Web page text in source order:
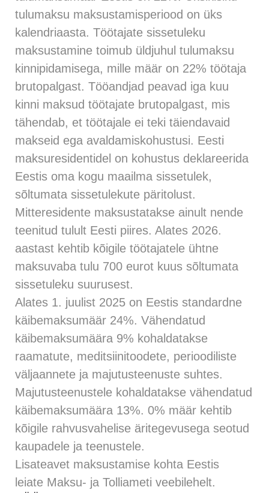
tulumaksu maksustamisperiood on üks
kalendriaasta. Töötajate sissetuleku
maksustamine toimub üldjuhul tulumaksu
kinnipidamisega, mille määr on 22% töötaja
brutopalgast. Tööandjad peavad iga kuu
kinni maksud töötajate brutopalgast, mis
tähendab, et töötajale ei teki täiendavaid
makseid ega avaldamiskohustusi. Eesti
maksuresidentidel on kohustus deklareerida
Eestis oma kogu maailma sissetulek,
sõltumata sissetulekute päritolust.
Mitteresidente maksustatakse ainult nende
teenitud tulult Eesti piires. Alates 2026.
aastast kehtib kõigile töötajatele ühtne
maksuvaba tulu 700 eurot kuus sõltumata
sissetuleku suurusest.
Alates 1. juulist 2025 on Eestis standardne
käibemaksumäär 24%. Vähendatud
käibemaksumäära 9% kohaldatakse
raamatute, meditsiinitoodete, perioodiliste
väljaannete ja majutusteenuste suhtes.
Majutusteenustele kohaldatakse vähendatud
käibemaksumäära 13%. 0% määr kehtib
kõigile rahvusvahelise äritegevusega seotud
kaupadele ja teenustele.
Lisateavet maksustamise kohta Eestis
leiate Maksu- ja Tolliameti veebilehelt.